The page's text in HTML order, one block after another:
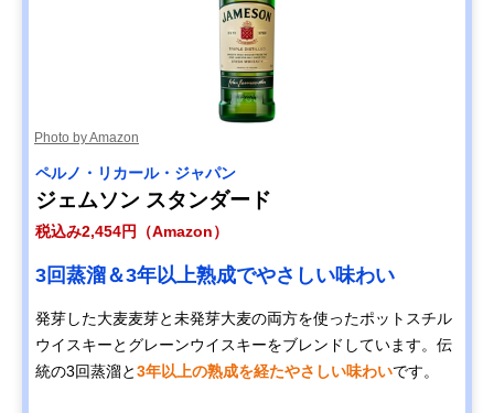
Photo by Amazon
ペルノ・リカール・ジャパン
ジェムソン スタンダード
税込み2,454円（Amazon）
3回蒸溜＆3年以上熟成でやさしい味わい
発芽した大麦麦芽と未発芽大麦の両方を使ったポットスチル
ウイスキーとグレーンウイスキーをブレンドしています。伝
統の3回蒸溜と3年以上の熟成を経たやさしい味わいです。